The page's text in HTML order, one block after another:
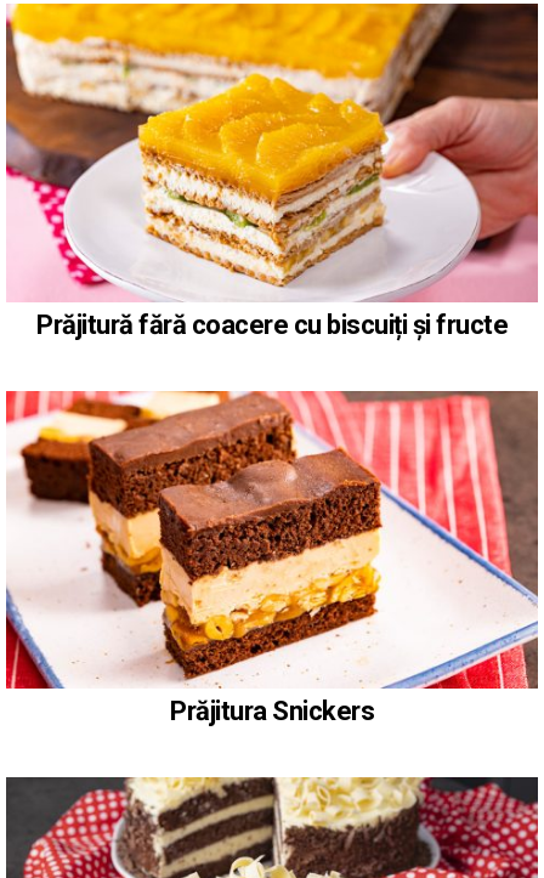
Prăjitură fără coacere cu biscuiți și fructe
Prăjitura Snickers